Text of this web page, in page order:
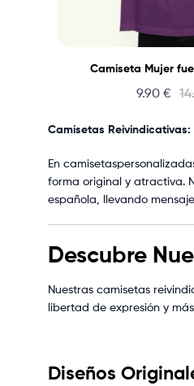
Camiseta Mujer
9.90 €
Camisetas
En
forma original y atractiva.
española, llevando
Descubre
Nuestras camisetas
libertad de expresión y
Diseños